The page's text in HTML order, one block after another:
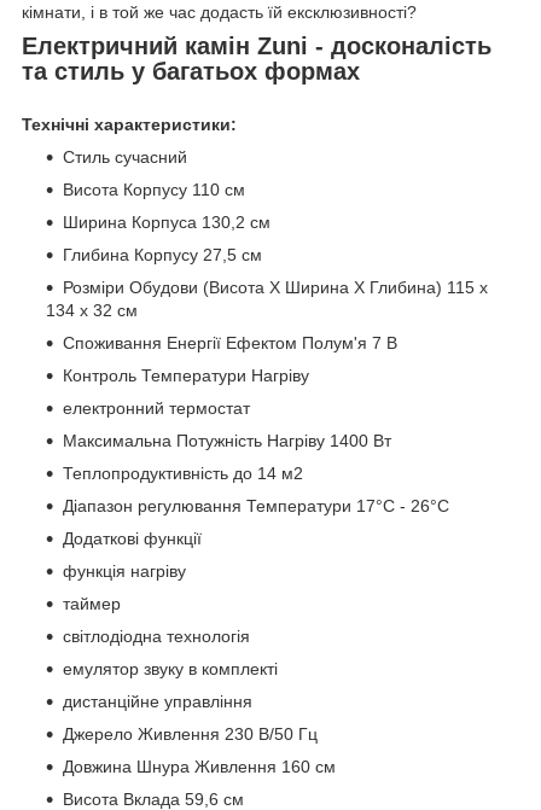
Електричний камін Zuni - досконалість
та стиль у багатьох формах
кімнати, і в той же час додасть їй ексклюзивності?
Технічні характеристики:
Стиль сучасний
Висота Корпусу 110 см
Ширина Корпуса 130,2 см
Глибина Корпусу 27,5 см
Розміри Обудови (Висота Х Ширина Х Глибина) 115 х
134 х 32 см
Споживання Енергії Ефектом Полум'я 7 В
Контроль Температури Нагріву
електронний термостат
Максимальна Потужність Нагріву 1400 Вт
Теплопродуктивність до 14 м2
Діапазон регулювання Температури 17°С - 26°С
Додаткові функції
функція нагріву
таймер
світлодіодна технологія
емулятор звуку в комплекті
дистанційне управління
Джерело Живлення 230 В/50 Гц
Довжина Шнура Живлення 160 см
Висота Вклада 59,6 см